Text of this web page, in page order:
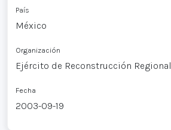
País
México
Organización
Ejército de Reconstrucción Regional
Fecha
2003-09-19